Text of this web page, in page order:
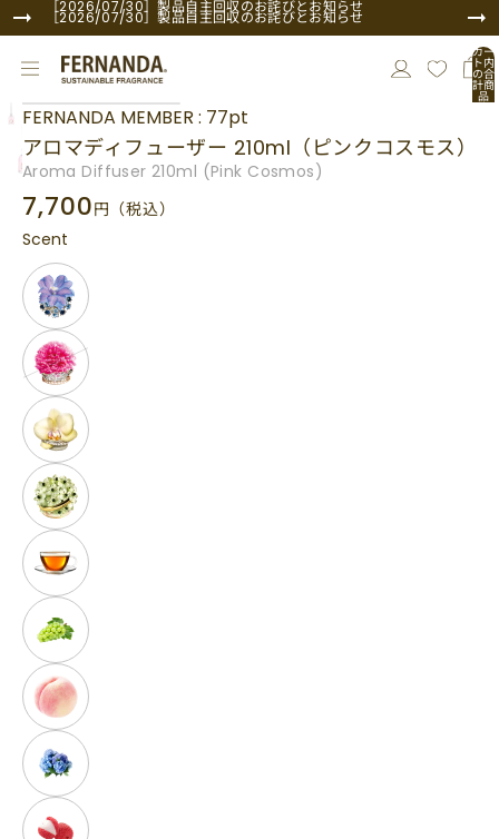
［2026/07/30］製品自主回収のお詫びとお知らせ
［2026/07/30］製品自主回収のお詫びとお知らせ
カー
ト内
の合
計商
品
数:
商品情報にスキップ
アロマディフューザー 210ml（ピンクコスモス）
Aroma Diffuser 210ml (Pink Cosmos)
7,700円 （税込）
FERNANDA MEMBER : 77pt
Scent